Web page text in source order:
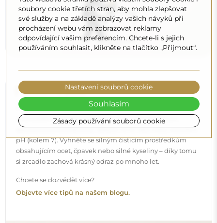
Čištění a péče
Pro zachování optimálního lesku stačí utěrka z
mikrovlákna a teplá voda. Pokud se rozhodnete pro
specializované přípravky, dbejte na to, aby měly neutrální
pH (kolem 7). Vyhněte se silným čisticím prostředkům
obsahujícím ocet, čpavek nebo silné kyseliny – díky tomu
si zrcadlo zachová krásný odraz po mnoho let.
Chcete se dozvědět více?
Objevte více tipů na našem blogu.
soubory cookie třetích stran, aby mohla zlepšovat
své služby a na základě analýzy vašich návyků při
procházení webu vám zobrazovat reklamy
odpovídající vašim preferencím. Chcete-li s jejich
používáním souhlasit, klikněte na tlačítko „Přijmout“.
Zásady používání souborů cookie
Nastavení souborů cookie
Souhlasím